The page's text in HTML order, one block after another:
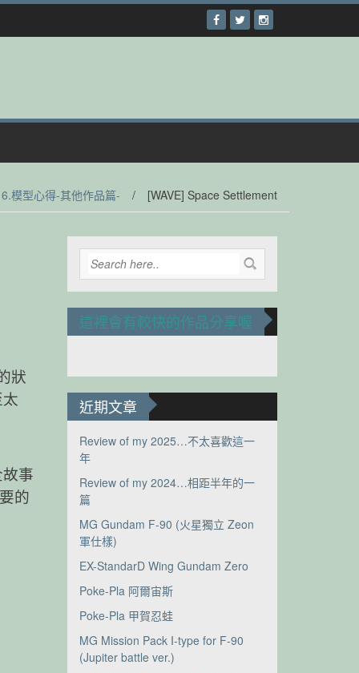
模型心得-其他作品篇- / [WAVE] Space Settlement
狀
事
的
這裡會有較快的作品分享喔
近期文章
Review of my 2025…不太喜歡這一
年
Review of my 2024…相距半年的一
篇
MG Gundam F-90 (火星獨立 Zeon
軍仕樣)
EX-StandarD Wing Gundam Zero
Poke-Pla 阿爾宙斯
Poke-Pla 甲賀忍蛙
MG Mission Pack I-type for F-90
(Jupiter battle ver.)